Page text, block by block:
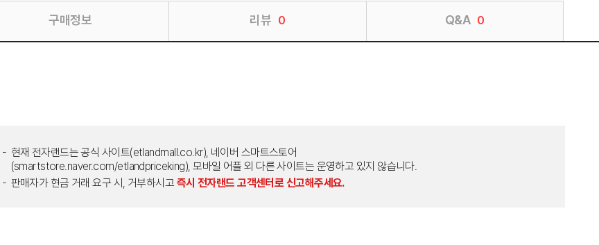
구매정보 리뷰 0 Q&A 0
현재 전자랜드는 공식 사이트(etlandmall.co.kr), 네이버 스마트스토어
(smartstore.naver.com/etlandpriceking), 모바일 어플 외 다른 사이트는 운영하고 있지 않습니다.
판매자가 현금 거래 요구 시, 거부하시고 즉시 전자랜드 고객센터로 신고해주세요.